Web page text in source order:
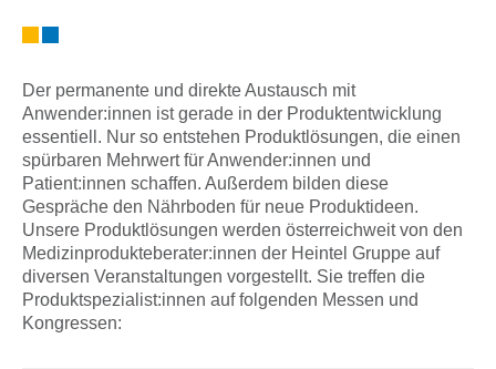
Der permanente und direkte Austausch mit
Anwender:innen ist gerade in der Produktentwicklung
essentiell. Nur so entstehen Produktlösungen, die einen
spürbaren Mehrwert für Anwender:innen und
Patient:innen schaffen. Außerdem bilden diese
Gespräche den Nährboden für neue Produktideen.
Unsere Produktlösungen werden österreichweit von den
Medizinprodukteberater:innen der Heintel Gruppe auf
diversen Veranstaltungen vorgestellt. Sie treffen die
Produktspezialist:innen auf folgenden Messen und
Kongressen: